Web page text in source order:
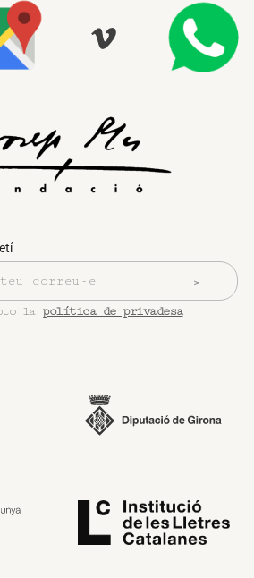
la política de privadesa